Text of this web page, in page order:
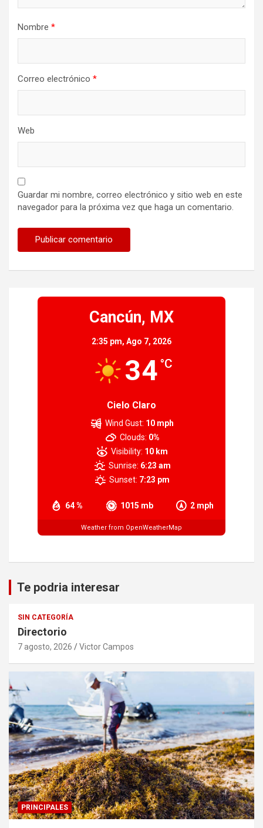
Nombre *
Correo electrónico *
Web
Guardar mi nombre, correo electrónico y sitio web en este
navegador para la próxima vez que haga un comentario.
Cancún, MX
2:35 pm, Ago 7, 2026
34 °C
Cielo Claro
64 % 1015 mb 2 mph
Wind Gust: 10 mph
Clouds: 0%
Visibility: 10 km
Sunrise: 6:23 am
Sunset: 7:23 pm
Weather from OpenWeatherMap
Te podria interesar
SIN CATEGORÍA
Directorio
7 agosto, 2026 Victor Campos
PRINCIPALES